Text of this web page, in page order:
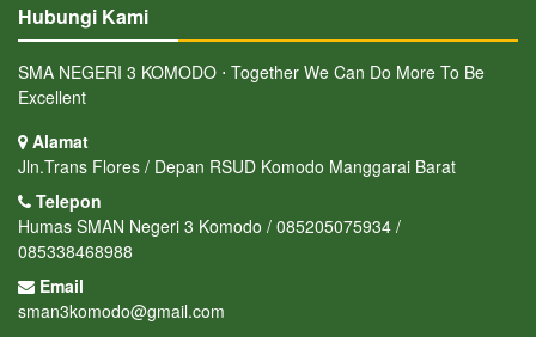
Hubungi Kami
SMA NEGERI 3 KOMODO ⋅ Together We Can Do More To Be
Excellent
Alamat
Jln.Trans Flores / Depan RSUD Komodo Manggarai Barat
Telepon
Humas SMAN Negeri 3 Komodo / 085205075934 /
085338468988
Email
sman3komodo@gmail.com